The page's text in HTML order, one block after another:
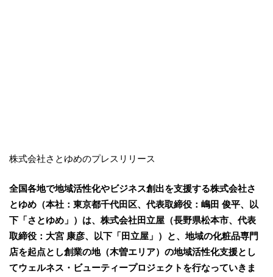
株式会社さとゆめのプレスリリース
全国各地で地域活性化やビジネス創出を支援する株式会社さ
とゆめ（本社：東京都千代田区、代表取締役：嶋田 俊平、以
下「さとゆめ」）は、株式会社田立屋（長野県松本市、代表
取締役：大宮 康彦、以下「田立屋」）と、地域の化粧品専門
店を起点とし創業の地（木曽エリア）の地域活性化支援とし
てウェルネス・ビューティープロジェクトを行なっていきま